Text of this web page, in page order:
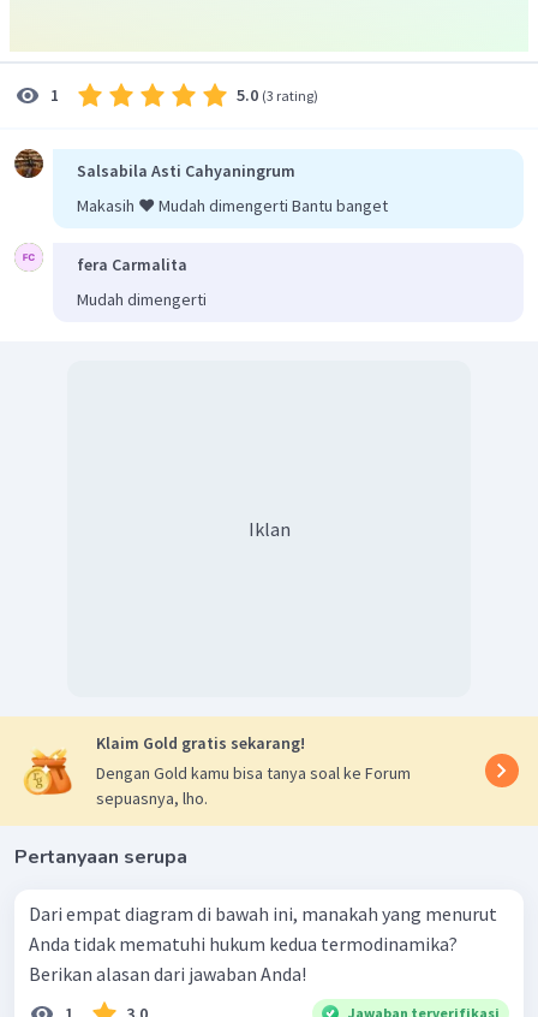
1 5.0 (3 rating)
Salsabila Asti Cahyaningrum
Makasih ❤️ Mudah dimengerti Bantu banget
fera Carmalita
Mudah dimengerti
Iklan
Klaim Gold gratis sekarang!
Dengan Gold kamu bisa tanya soal ke Forum
sepuasnya, lho.
Pertanyaan serupa
Dari empat diagram di bawah ini, manakah yang menurut
Anda tidak mematuhi hukum kedua termodinamika?
Berikan alasan dari jawaban Anda!
Jawaban terverifikasi